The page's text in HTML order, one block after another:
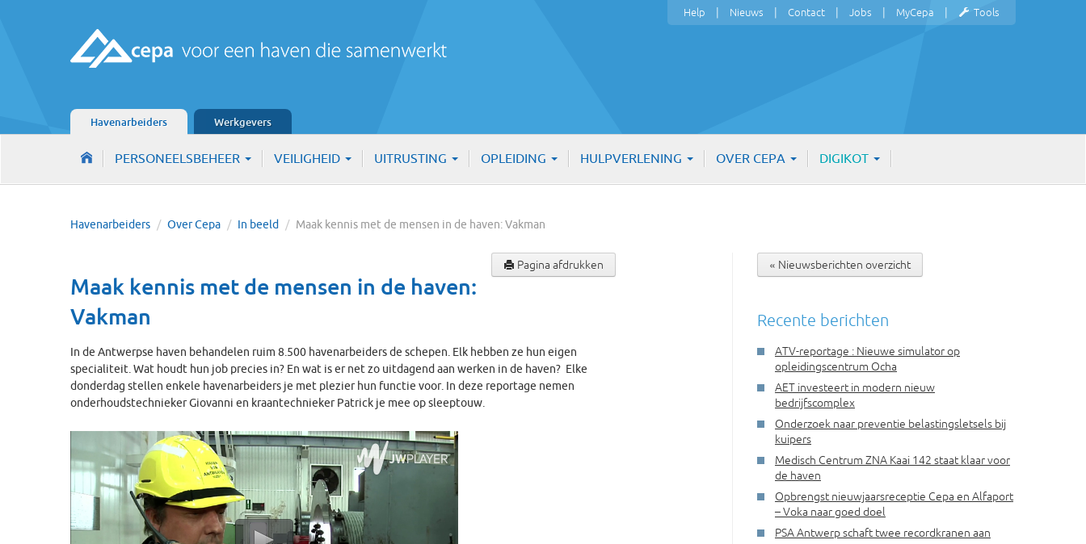
Havenarbeiders Werkgevers
Help Nieuws Contact Jobs MyCepa Tools
PERSONEELSBEHEER VEILIGHEID UITRUSTING OPLEIDING HULPVERLENING OVER CEPA DIGIKOT
Havenarbeiders / Over Cepa / In beeld / Maak kennis met de mensen in de haven: Vakman
Pagina afdrukken
Maak kennis met de mensen in de haven:
Vakman
In de Antwerpse haven behandelen ruim 8.500 havenarbeiders de schepen. Elk hebben ze hun eigen
specialiteit. Wat houdt hun job precies in? En wat is er net zo uitdagend aan werken in de haven? Elke
donderdag stellen enkele havenarbeiders je met plezier hun functie voor. In deze reportage nemen
onderhoudstechnieker Giovanni en kraantechnieker Patrick je mee op sleeptouw.
« Nieuwsberichten overzicht
Recente berichten
ATV-reportage : Nieuwe simulator op
opleidingscentrum Ocha
AET investeert in modern nieuw
bedrijfscomplex
Onderzoek naar preventie belastingsletsels bij
kuipers
Medisch Centrum ZNA Kaai 142 staat klaar voor
de haven
Opbrengst nieuwjaarsreceptie Cepa en Alfaport
– Voka naar goed doel
PSA Antwerp schaft twee recordkranen aan